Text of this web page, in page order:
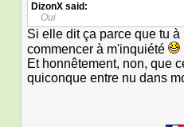
DizonX said:
Oui
Si elle dit ça parce que tu
commencer à m'inquiété
Et honnêtement, non, que
quiconque entre nu dans